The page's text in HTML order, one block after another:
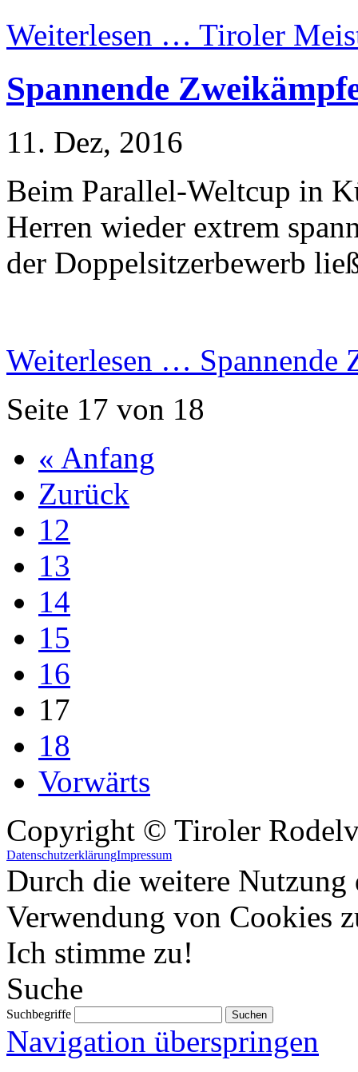
Weiterlesen … Tiroler
Spannende
11. Dez, 2016
Beim Parallel-Weltcup in
Herren wieder extrem
der Doppelsitzerbewerb
Weiterlesen … Spannende
Seite 17 von 18
« Anfang
Zurück
12
13
14
15
16
17
18
Vorwärts
Copyright © Tiroler
DatenschutzerklärungImpressum
Durch die weitere Nutzung
Verwendung von Cookies
Ich stimme zu!
Suche
Suchbegriffe
Navigation überspringen